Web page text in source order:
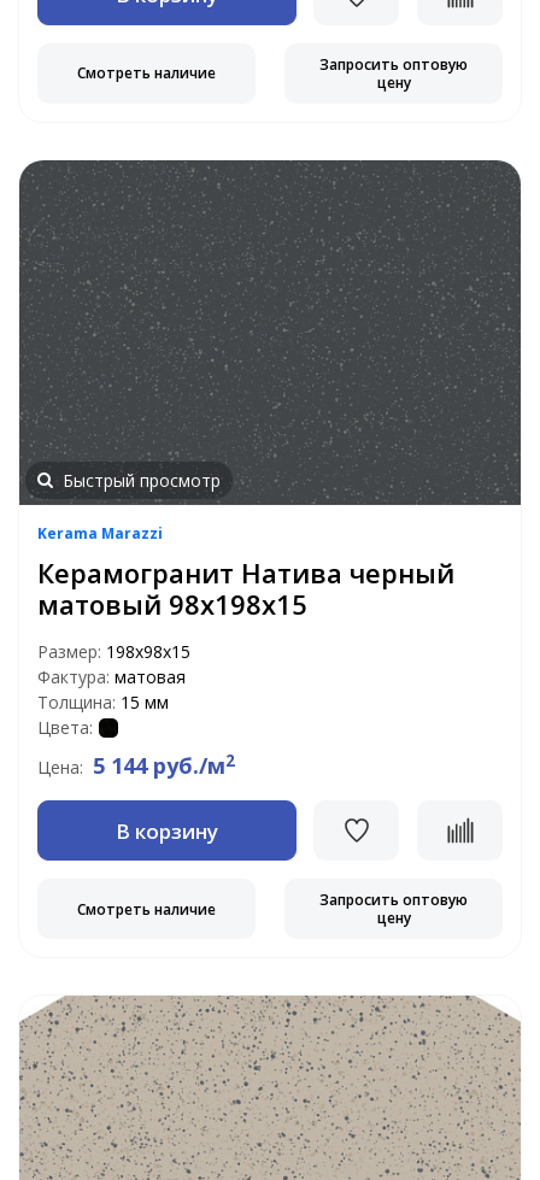
Смотреть наличие
Запросить оптовую
цену
Быстрый просмотр
Kerama Marazzi
Керамогранит Натива черный
матовый 98x198x15
Размер: 198x98x15
Фактура: матовая
Толщина: 15 мм
Цвета:
Цена: 5 144 руб./м2
В корзину
Смотреть наличие
Запросить оптовую
цену